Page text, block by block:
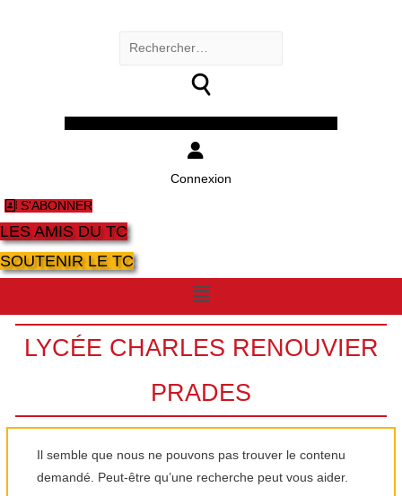
Rechercher :
Connexion
S'ABONNER
LES AMIS DU TC
SOUTENIR LE TC
Menu
LYCÉE CHARLES RENOUVIER
PRADES
Il semble que nous ne pouvons pas trouver le contenu
demandé. Peut-être qu’une recherche peut vous aider.